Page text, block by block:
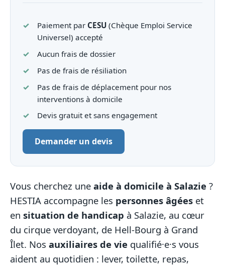
Paiement par CESU(Chèque Emploi Service
Universel) accepté
Aucun frais de dossier
Pas de frais de résiliation
Pas de frais de déplacement pour nos
interventions à domicile
Devis gratuit et sans engagement
Demander un devis
Vous cherchez une aide à domicile à Salazie ?
HESTIA accompagne les personnes âgées et
en situation de handicap à Salazie, au cœur
du cirque verdoyant, de Hell-Bourg à Grand
Îlet. Nos auxiliaires de vie qualifié·e·s vous
aident au quotidien : lever, toilette, repas,